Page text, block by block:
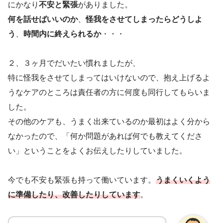
にかなり 不安と緊張がありました。
何を話せばいいのか、怪我をさせてしまったらどうしよ
う
時間内に終えられるか・・・
２、３ヶ月でだいたい慣れましたが、
特に怪我をさせてしまってはいけないので、抱え上げるよ
うなケアのところは責任者の方に何度も同行してもらいま
した。
その他のケアも、うまく出来ているのか最初はよく分から
なかったので、「何か問題があれば何でも教えてくださ
い」ということをよくお伝えしたりしていました。
今でも不安も緊張も持って働いています。 うまくいくよう
に準備したり、改善したりしています。